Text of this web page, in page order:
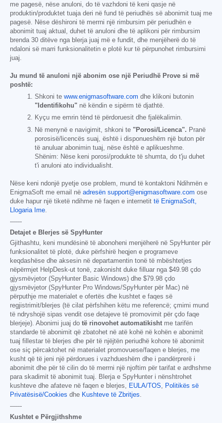
me pagesë, nëse anuloni, do të vazhdoni të keni qasje në
produktin/produktet tuaja deri në fund të periudhës së abonimit tuaj me
pagesë. Nëse dëshironi të merrni një rimbursim për periudhën e
abonimit tuaj aktual, duhet të anuloni dhe të aplikoni për rimbursim
brenda 30 ditëve nga blerja juaj më e fundit, dhe menjëherë do të
ndaloni së marri funksionalitetin e plotë kur të përpunohet rimbursimi
juaj.
Ju mund të anuloni një abonim ose një Periudhë Prove si më
poshtë:
Shkoni te www.enigmasoftware.com dhe klikoni butonin
"Identifikohu" në këndin e sipërm të djathtë.
Kyçu me emrin tënd të përdoruesit dhe fjalëkalimin.
Në menynë e navigimit, shkoni te "Porosi/Licenca". Pranë
porosisë/licencës suaj, është i disponueshëm një buton për
të anuluar abonimin tuaj, nëse është e aplikueshme.
Shënim: Nëse keni porosi/produkte të shumta, do t'ju duhet
t'i anuloni ato individualisht.
Nëse keni ndonjë pyetje ose problem, mund të kontaktoni Ndihmën e
EnigmaSoft me email në adresën support@enigmasoftware.com ose
duke hapur një tiketë ndihme në faqen e internetit të EnigmaSoft,
Llogaria Ime
------
Detajet e Blerjes së SpyHunter
Gjithashtu, keni mundësinë të abonoheni menjëherë në SpyHunter për
funksionalitet të plotë, duke përfshirë heqjen e programeve
keqdashëse dhe aksesin në departamentin tonë të mbështetjes
nëpërmjet HelpDesk-ut tonë, zakonisht duke filluar nga $49.98 çdo
gjysmëvjetor (SpyHunter Basic Windows) dhe $79.98 çdo
gjysmëvjetor (SpyHunter Pro Windows/SpyHunter për Mac) në
përputhje me materialet e ofertës dhe kushtet e faqes së
regjistrimit/blerjes (të cilat përfshihen këtu me referencë; çmimi mund
të ndryshojë sipas vendit ose detajeve të promovimit për çdo faqe
blerjeje). Abonimi juaj do të rinovohet automatikisht me tarifën
standarde të abonimit që zbatohet në atë kohë në kohën e abonimit
tuaj fillestar të blerjes dhe për të njëjtën periudhë kohore të abonimit
ose siç përcaktohet në materialet promovuese/faqen e blerjes, me
kusht që të jeni një përdorues i vazhdueshëm dhe i pandërprerë i
abonimit dhe për të cilin do të merrni një njoftim për tarifat e ardhshme
para skadimit të abonimit tuaj. Blerja e SpyHunter i nënshtrohet
kushteve dhe afateve në faqen e blerjes,
EULA/TOS
Politikës së
Privatësisë/Cookies dhe Kushteve të Zbritjes
------
Kushtet e Përgjithshme